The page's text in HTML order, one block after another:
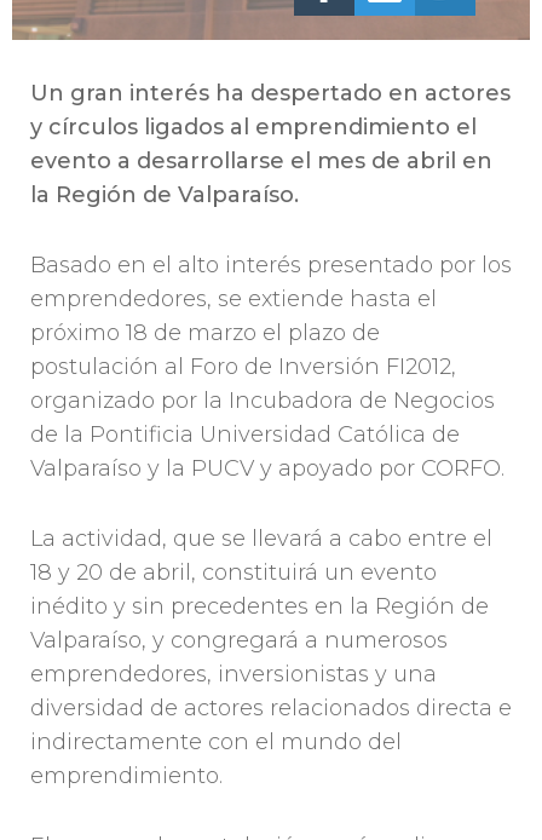
Un gran interés ha despertado en actores
y círculos ligados al emprendimiento el
evento a desarrollarse el mes de abril en
la Región de Valparaíso.
Basado en el alto interés presentado por los
emprendedores, se extiende hasta el
próximo 18 de marzo el plazo de
postulación al Foro de Inversión FI2012,
organizado por la Incubadora de Negocios
de la Pontificia Universidad Católica de
Valparaíso y la PUCV y apoyado por CORFO.
La actividad, que se llevará a cabo entre el
18 y 20 de abril, constituirá un evento
inédito y sin precedentes en la Región de
Valparaíso, y congregará a numerosos
emprendedores, inversionistas y una
diversidad de actores relacionados directa e
indirectamente con el mundo del
emprendimiento.